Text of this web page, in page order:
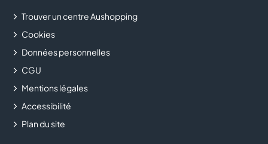
Trouver un centre Aushopping
Cookies
Données personnelles
CGU
Mentions légales
Accessibilité
Plan du site